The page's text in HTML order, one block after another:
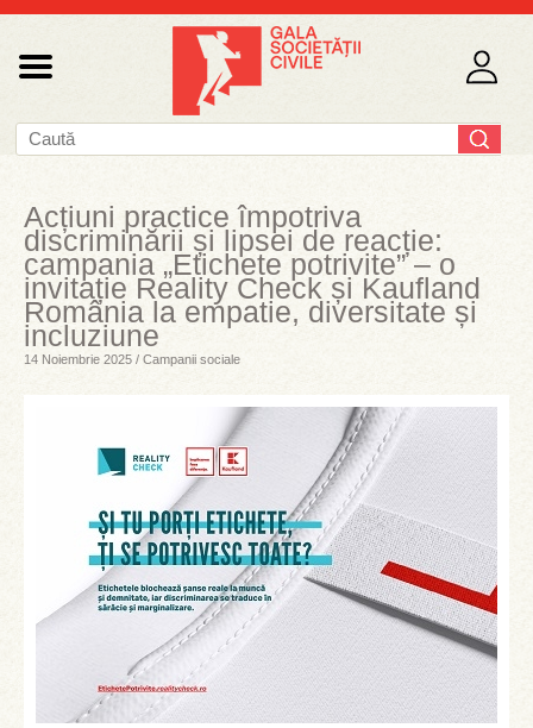
Acțiuni practice împotriva
discriminării și lipsei de reacție:
campania „Etichete potrivite” – o
invitație Reality Check și Kaufland
România la empatie, diversitate și
incluziune
14 Noiembrie 2025 / Campanii sociale